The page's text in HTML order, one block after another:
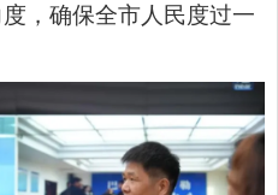
，确保全市人民度过一